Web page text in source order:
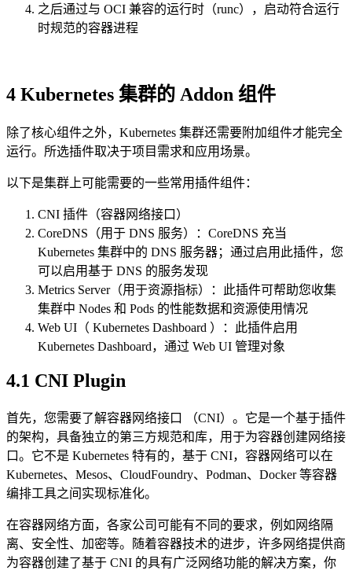
之后通过与 OCI 兼容的运行时（runc），启动符合运行
时规范的容器进程
4 Kubernetes 集群的 Addon 组件
除了核心组件之外，Kubernetes 集群还需要附加组件才能完全
运行。所选插件取决于项目需求和应用场景。
以下是集群上可能需要的一些常用插件组件：
CNI 插件（容器网络接口）
CoreDNS（用于 DNS 服务）：CoreDNS 充当
Kubernetes 集群中的 DNS 服务器；通过启用此插件，您
可以启用基于 DNS 的服务发现
Metrics Server（用于资源指标）：此插件可帮助您收集
集群中 Nodes 和 Pods 的性能数据和资源使用情况
Web UI（ Kubernetes Dashboard ）：此插件启用
Kubernetes Dashboard，通过 Web UI 管理对象
4.1 CNI Plugin
首先，您需要了解容器网络接口 （CNI）。它是一个基于插件
的架构，具备独立的第三方规范和库，用于为容器创建网络接
口。它不是 Kubernetes 特有的，基于 CNI，容器网络可以在
Kubernetes、Mesos、CloudFoundry、Podman、Docker 等容器
编排工具之间实现标准化。
在容器网络方面，各家公司可能有不同的要求，例如网络隔
离、安全性、加密等。随着容器技术的进步，许多网络提供商
为容器创建了基于 CNI 的具有广泛网络功能的解决方案，你